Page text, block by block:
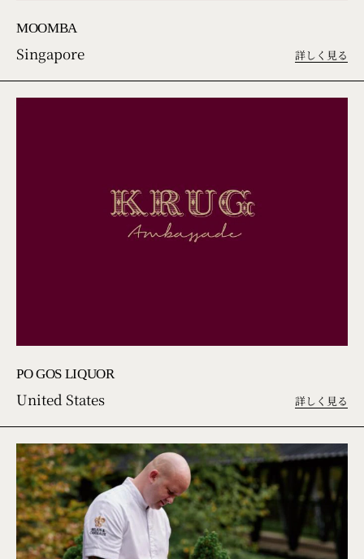
MOOMBA
Singapore 詳しく見る
PO GOS LIQUOR
United States 詳しく見る